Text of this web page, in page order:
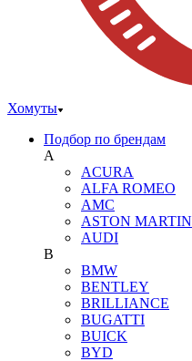
Хомуты
Подбор по брендам
A
ACURA
ALFA ROMEO
AMC
ASTON MARTIN
AUDI
B
BMW
BENTLEY
BRILLIANCE
BUGATTI
BUICK
BYD